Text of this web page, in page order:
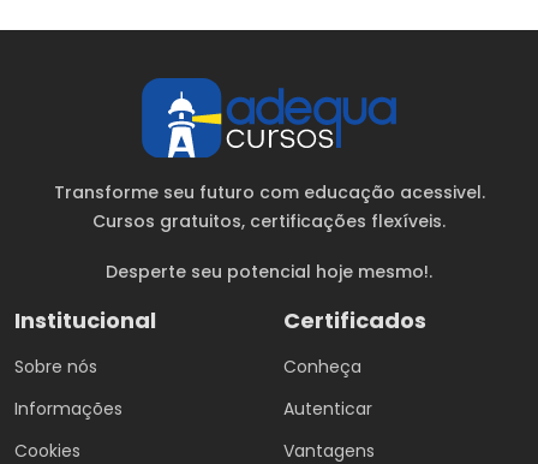
Transforme seu futuro com educação acessivel.
Cursos gratuitos, certificações flexíveis.
Desperte seu potencial hoje mesmo!.
Institucional
Sobre nós
Informações
Cookies
Certificados
Conheça
Autenticar
Vantagens